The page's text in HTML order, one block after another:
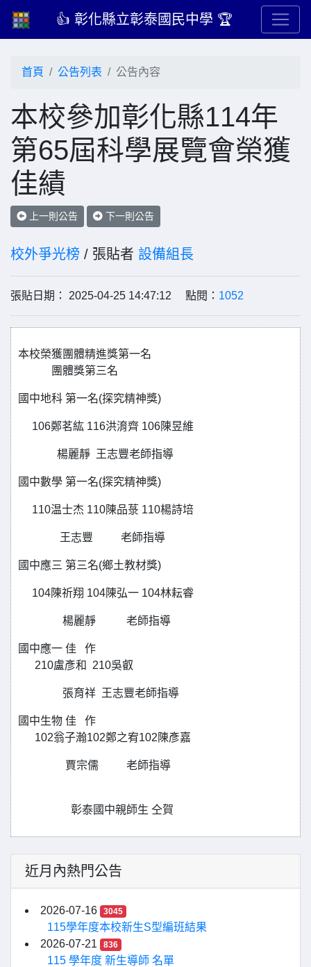
👍 彰化縣立彰泰國民中學 🏆
首頁 公告列表 公告內容
本校參加彰化縣114年
第65屆科學展覽會榮獲
佳績
上一則公告 下一則公告
校外爭光榜 / 張貼者 設備組長
張貼日期： 2025-04-25 14:47:12 點閱： 1052
本校榮獲團體精進獎第一名
團體獎第三名
國中地科 第一名(探究精神獎)
106鄭茗紘 116洪淯齊 106陳昱維
楊麗靜 王志豐老師指導
國中數學 第一名(探究精神獎)
110温士杰 110陳品菉 110楊詩培
王志豐 老師指導
國中應三 第三名(鄉土教材獎)
104陳祈翔 104陳弘一 104林耘睿
楊麗靜 老師指導
國中應一 佳 作
210盧彥和 210吳叡
張育祥 王志豐老師指導
國中生物 佳 作
102翁子瀚102鄭之宥102陳彥嘉
賈宗儒 老師指導
彰泰國中親師生 仝賀
近月內熱門公告
2026-07-16 3045
115學年度本校新生S型編班結果
2026-07-21
836
115 學年度 新生導師 名單